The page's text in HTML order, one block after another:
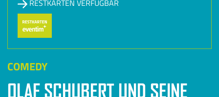
RESTKARTEN VERFÜGBAR
COMEDY
OLAF SCHUBERT UND SEINE